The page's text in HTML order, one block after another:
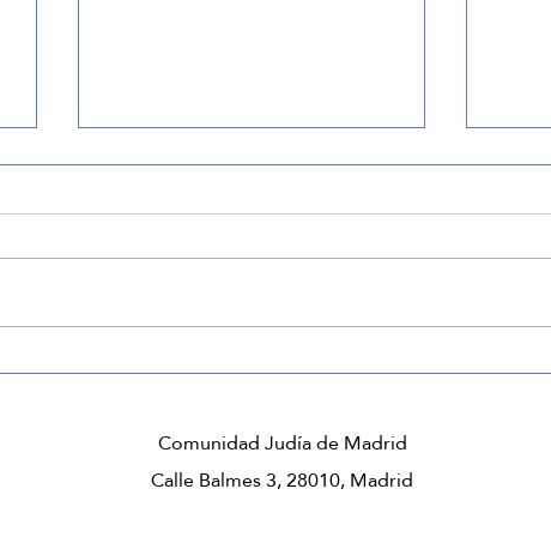
Si tienes un destino no
Tu
Comunidad Judía de Madrid
Calle Balmes 3, 28010, Madrid